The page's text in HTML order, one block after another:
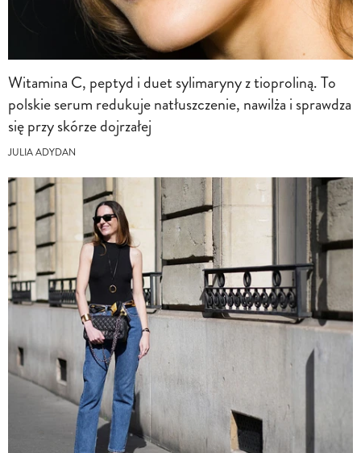
Witamina C, peptyd i duet sylimaryny z tioproliną. To
polskie serum redukuje natłuszczenie, nawilża i sprawdza
się przy skórze dojrzałej
JULIA ADYDAN